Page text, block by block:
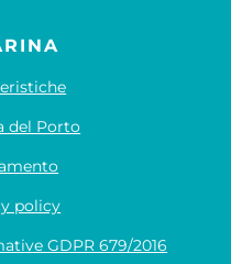
del Porto
policy
GDPR 679/2016